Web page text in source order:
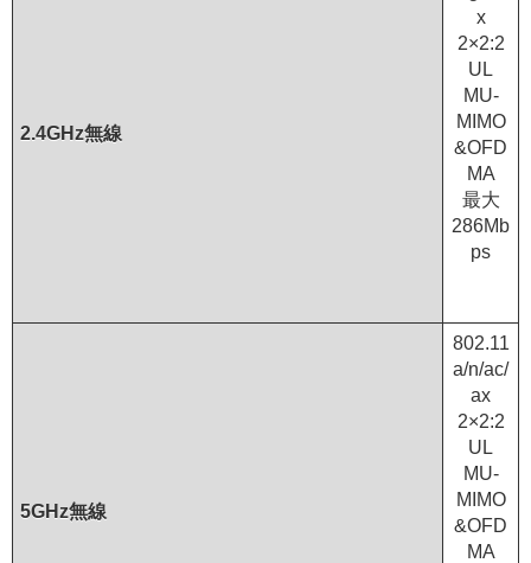
2.4GHz無線
x
2×2:2
UL
MU-
MIMO
&OFD
MA
最大
286Mb
ps
5GHz無線
802.11
a/n/ac/
ax
2×2:2
UL
MU-
MIMO
&OFD
MA